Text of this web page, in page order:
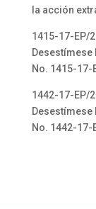
la acción
1415-17-EP/
No. 1415-17-
1442-17-EP/
No. 1442-17-